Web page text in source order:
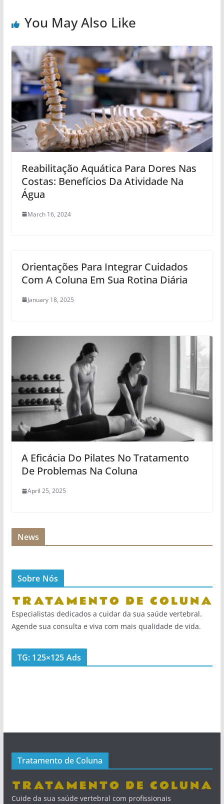
You May Also Like
Reabilitação Aquática Para Dores Nas
Costas: Benefícios Da Atividade Na
Água
March 16, 2024
Orientações Para Integrar Cuidados
Com A Coluna Em Sua Rotina Diária
January 18, 2025
A Eficácia Do Pilates No Tratamento
De Problemas Na Coluna
April 25, 2025
News
Sobre Nós
Especialistas dedicados a cuidar da sua saúde vertebral.
Agende sua consulta e viva com mais qualidade de vida.
TG: 125×125 Ads
Tratamento de Coluna
Cuide da sua saúde vertebral com profissionais